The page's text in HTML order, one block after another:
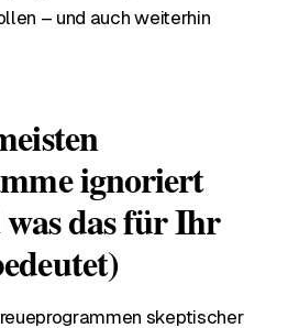
– und auch weiterhin
ignoriert
das für Ihr
skeptischer